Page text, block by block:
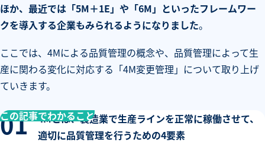
ほか、最近では「5M＋1E」や「6M」といったフレームワー
クを導入する企業もみられるようになりました。
ここでは、4Mによる品質管理の概念や、品質管理によって生
産に関わる変化に対応する「4M変更管理」について取り上げ
ていきます。
この記事でわかること
4Mとは、製造業で生産ラインを正常に稼働させて、
適切に品質管理を行うための4要素